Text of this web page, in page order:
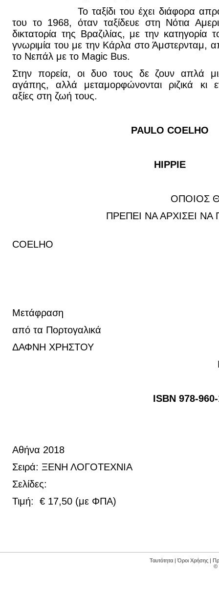
Το ταξίδι του έχει διάφορα
του το 1968, όταν ταξίδευε στη Νότια
δικτατορία της Βραζιλίας, με την κατηγορία
γνωριμία του με την Κάρλα στο Άμστερνταμ,
το Νεπάλ με το Magic Bus.
Στην πορεία, οι δυο τους δε ζουν απλά μια
αγάπης, αλλά μεταμορφώνονται ριζικά κι
αξίες στη ζωή τους.
PAULO COELHO
HIPPIE
ΟΠΟΙΟΣ ΘΕΛΕΙ ΝΑ
ΠΡΕΠΕΙ ΝΑ ΑΡΧΙΣΕΙ ΝΑ
COELHO
Μετάφραση
από τα Πορτογαλικά
ΔΑΦΝΗ ΧΡΗΣΤΟΥ
ISBN 978-960-14-
Αθήνα 2018
Σειρά: ΞΕΝΗ ΛΟΓΟΤΕΧΝΙΑ
Σελίδες:
Τιμή: € 17,50 (με ΦΠΑ)
Ταυτότητα |Όροι Χρήσης |
©